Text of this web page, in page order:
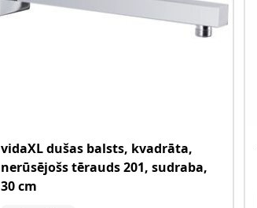
vidaXL dušas balsts, kvadrāta,
nerūsējošs tērauds 201, sudraba,
30 cm